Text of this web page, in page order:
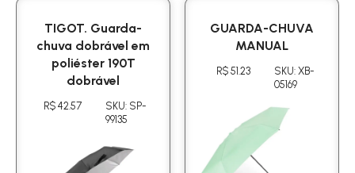
TIGOT. Guarda-
chuva dobrável em
poliéster 190T
dobrável
R$ 42.57
SKU: SP-
99135
GUARDA-CHUVA
MANUAL
R$ 51.23
SKU: XB-
05169